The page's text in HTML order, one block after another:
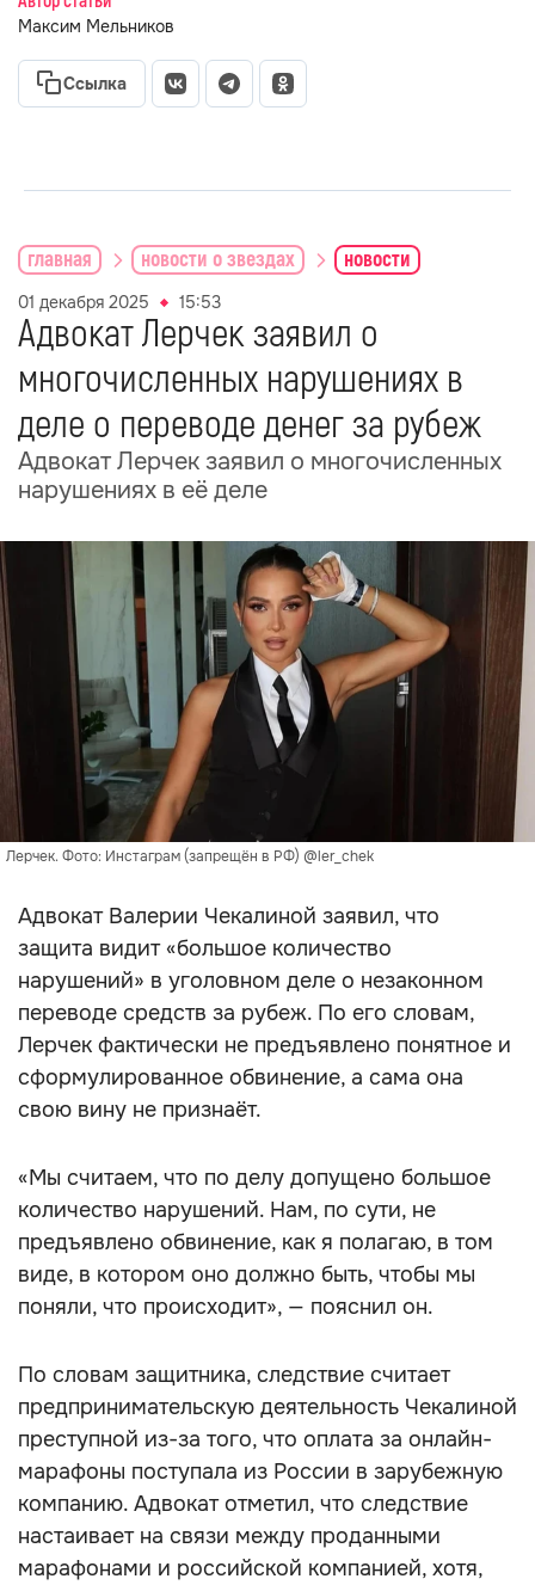
Максим Мельников
Ссылка
главная новости о звездах новости
01 декабря 2025 15:53
Адвокат Лерчек заявил о
многочисленных нарушениях в
деле о переводе денег за рубеж
Адвокат Лерчек заявил о многочисленных
нарушениях в её деле
Лерчек. Фото: Инстаграм (запрещён в РФ) @ler_chek
Адвокат Валерии Чекалиной заявил, что
защита видит «большое количество
нарушений» в уголовном деле о незаконном
переводе средств за рубеж. По его словам,
Лерчек фактически не предъявлено понятное и
сформулированное обвинение, а сама она
свою вину не признаёт.
«Мы считаем, что по делу допущено большое
количество нарушений. Нам, по сути, не
предъявлено обвинение, как я полагаю, в том
виде, в котором оно должно быть, чтобы мы
поняли, что происходит», — пояснил он.
По словам защитника, следствие считает
предпринимательскую деятельность Чекалиной
преступной из-за того, что оплата за онлайн-
марафоны поступала из России в зарубежную
компанию. Адвокат отметил, что следствие
настаивает на связи между проданными
марафонами и российской компанией, хотя,